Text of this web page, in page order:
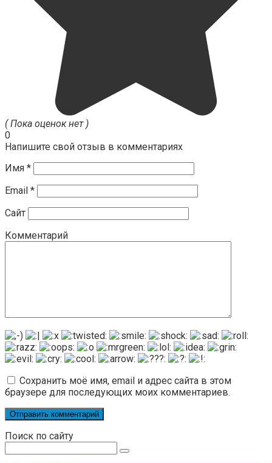
( Пока оценок нет )
0
Напишите свой отзыв в комментариях
Имя *
Email *
Сайт
Комментарий
Сохранить моё имя, email и адрес сайта в этом
браузере для последующих моих комментариев.
Поиск по сайту